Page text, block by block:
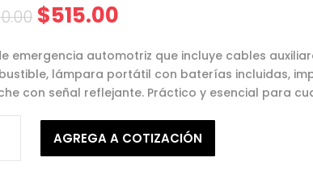
$515.00
emergencia automotriz que incluye cables
lámpara portátil con baterías incluidas,
con señal reflejante. Práctico y esencial para
AGREGA A COTIZACIÓN